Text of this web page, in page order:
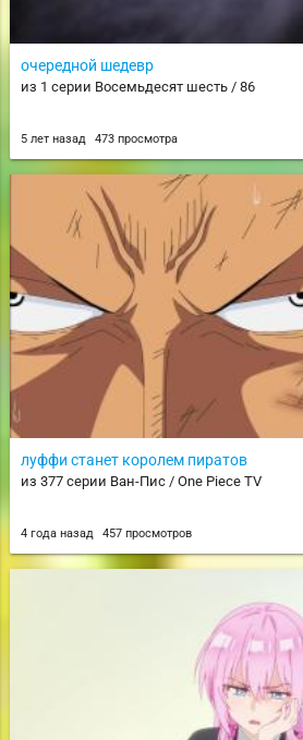
очередной шедевр
из 1 серии Восемьдесят шесть / 86
5 лет назад 473 просмотра
луффи станет королем пиратов
из 377 серии Ван-Пис / One Piece TV
4 года назад 457 просмотров